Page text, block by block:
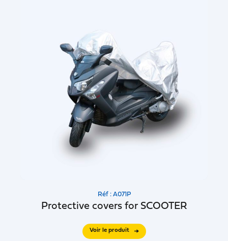
Réf : A071P
Protective covers for SCOOTER
Voir le produit